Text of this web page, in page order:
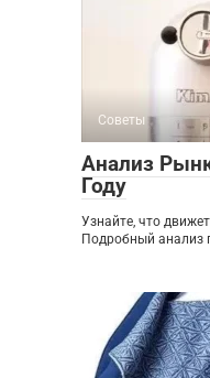
Советы
Анализ
Году
Узнайте, что
Подробный анализ